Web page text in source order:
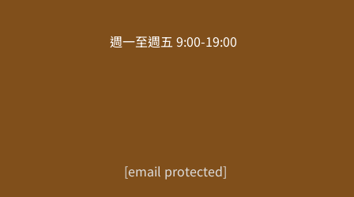
週一至週五 9:00-19:00
[email protected]